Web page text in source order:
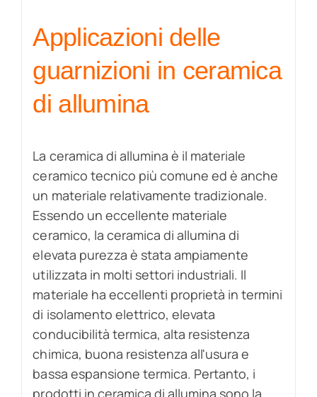
Applicazioni delle
guarnizioni in ceramica
di allumina
La ceramica di allumina è il materiale
ceramico tecnico più comune ed è anche
un materiale relativamente tradizionale.
Essendo un eccellente materiale
ceramico, la ceramica di allumina di
elevata purezza è stata ampiamente
utilizzata in molti settori industriali. Il
materiale ha eccellenti proprietà in termini
di isolamento elettrico, elevata
conducibilità termica, alta resistenza
chimica, buona resistenza all'usura e
bassa espansione termica. Pertanto, i
prodotti in ceramica di allumina sono la